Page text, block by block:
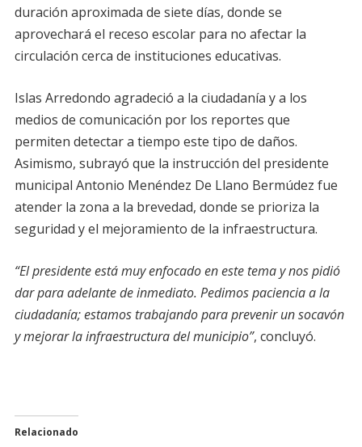
duración aproximada de siete días, donde se
aprovechará el receso escolar para no afectar la
circulación cerca de instituciones educativas.
Islas Arredondo agradeció a la ciudadanía y a los
medios de comunicación por los reportes que
permiten detectar a tiempo este tipo de daños.
Asimismo, subrayó que la instrucción del presidente
municipal Antonio Menéndez De Llano Bermúdez fue
atender la zona a la brevedad, donde se prioriza la
seguridad y el mejoramiento de la infraestructura.
“El presidente está muy enfocado en este tema y nos pidió
dar para adelante de inmediato. Pedimos paciencia a la
ciudadanía; estamos trabajando para prevenir un socavón
y mejorar la infraestructura del municipio”, concluyó.
Relacionado